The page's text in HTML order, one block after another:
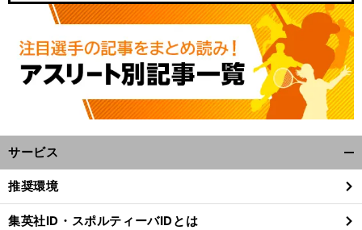
サービス
閉
推奨環境
集英社ID・スポルティーバIDとは